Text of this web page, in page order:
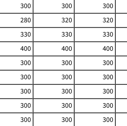
300 300 300
280 320 320
330 330 330
400 400 400
300 300 300
300 300 300
300 300 300
300 300 300
300 300 300